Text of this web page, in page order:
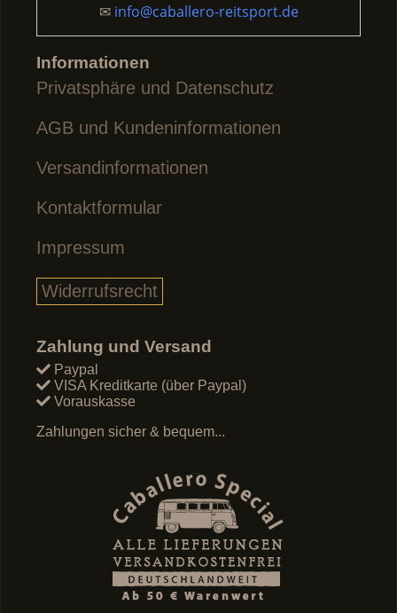
✉ info@caballero-reitsport.de
Informationen
Privatsphäre und Datenschutz
AGB und Kundeninformationen
Versandinformationen
Kontaktformular
Impressum
Widerrufsrecht
Zahlung und Versand
Paypal
VISA Kreditkarte (über Paypal)
Vorauskasse
Zahlungen sicher & bequem...